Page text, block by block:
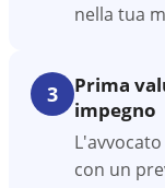
nella tua
3
Prima
impegno
con un